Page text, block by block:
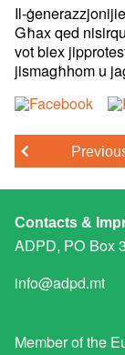
Il-
Għax qed
vot biex
jismagħhom u
Contacts &
ADPD, PO Box
info@adpd.mt
Member of the